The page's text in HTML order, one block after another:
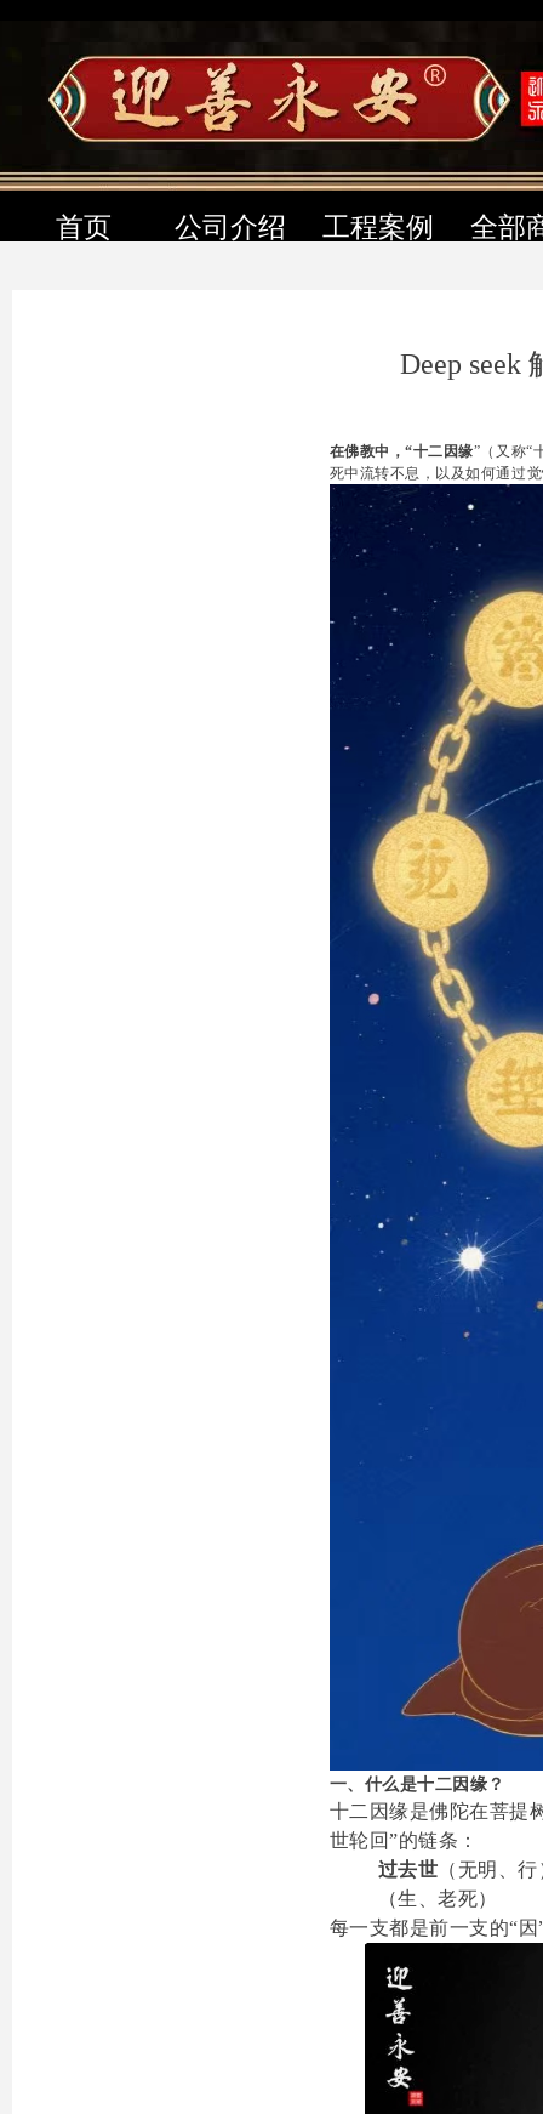
首页 公司介绍 工程案例 全部
Deep seek
在佛教中，“十二因缘”（又称“
死中流转不息，以及如何通过
一、什么是十二因缘？
十二因缘是佛陀在菩提
世轮回”的链条：
过去世 （无明、
（生、老死）
每一支都是前一支的“